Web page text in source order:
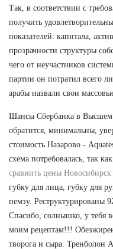
Так, в соответствии с
получить
показателей: капитала,
прозрачности структуры
чего от неучастников
партии он потратил всего
арабы назвали свои
Шансы Сбербанка в Высшем
обратится, минимальны,
стоимость Назарово -
схема потребовалась, так
сравнить цены Новосибирск
губку для лица, губку для
пемзу. Реструктурированы
Спасибо, солнышко, у тебя
моим рецептам!!!
творога и сыра. Тренболон